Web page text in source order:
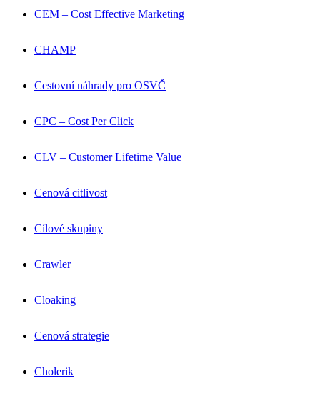
CEM – Cost Effective Marketing
CHAMP
Cestovní náhrady pro OSVČ
CPC – Cost Per Click
CLV – Customer Lifetime Value
Cenová citlivost
Cílové skupiny
Crawler
Cloaking
Cenová strategie
Cholerik